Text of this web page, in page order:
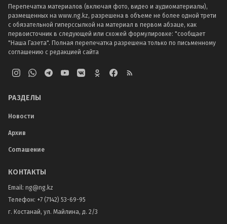
Перепечатка материалов (включая фото, видео и аудиоматериалы),
размещенных на www.ng.kz, разрешена в объеме не более одной трети
с обязательной гиперссылкой на материал в первом абзаце, как
первоисточник в следующей или схожей формулировке: "сообщает
"Наша Газета". Полная перепечатка разрешена только по письменному
соглашению с редакцией сайта
РАЗДЕЛЫ
Новости
Архив
Соглашение
КОНТАКТЫ
Email: ng@ng.kz
Телефон: +7 (7142) 53-69-95
г. Костанай, ул. Майлина, д. 2/3